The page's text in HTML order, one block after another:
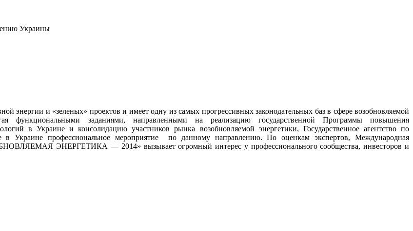
Украины
энергии и «зеленых» проектов и имеет одну из самых прогрессивных законодательных баз в сфере возобновляемой
функциональными заданиями, направленными на реализацию государственной Программы повышения
в Украине и консолидацию участников рынка возобновляемой энергетики, Государственное агентство по
в Украине профессиональное мероприятие по данному направлению. По оценкам экспертов, Международная
ЭНЕРГЕТИКА — 2014» вызывает огромный интерес у профессионального сообщества, инвесторов и